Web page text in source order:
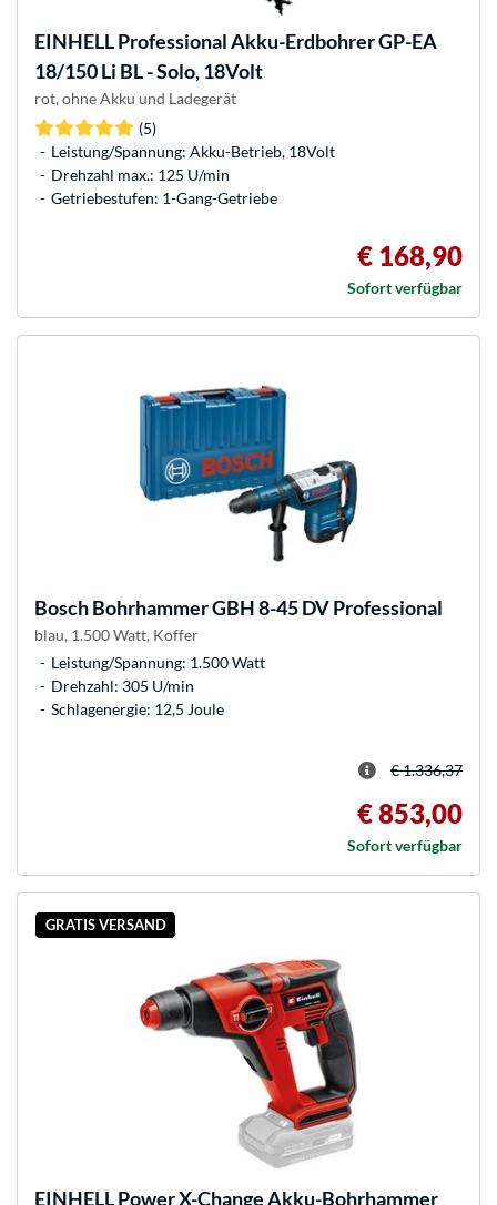
EINHELLProfessional Akku-Erdbohrer GP-EA
18/150 Li BL - Solo, 18Volt
rot, ohne Akku und Ladegerät
(5)
Leistung/Spannung: Akku-Betrieb, 18Volt
Drehzahl max.: 125 U/min
Getriebestufen: 1-Gang-Getriebe
€ 168,90
Sofort verfügbar
BoschBohrhammer GBH 8-45 DV Professional
blau, 1.500 Watt, Koffer
Leistung/Spannung: 1.500 Watt
Drehzahl: 305 U/min
Schlagenergie: 12,5 Joule
€ 1.336,37
€ 853,00
Sofort verfügbar
GRATIS VERSAND
EINHELLPower X-Change Akku-Bohrhammer